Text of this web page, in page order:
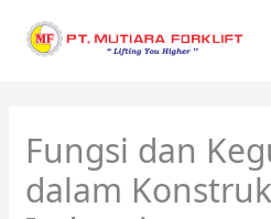
Fungsi dan
dalam